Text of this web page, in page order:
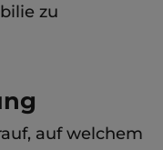
zu
auf welchem